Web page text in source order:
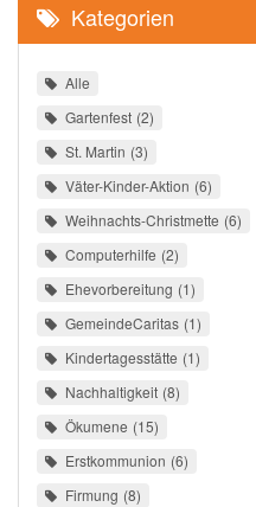
Kategorien
Alle
Gartenfest 2
St. Martin 3
Väter-Kinder-Aktion 6
Weihnachts-Christmette 6
Computerhilfe 2
Ehevorbereitung 1
GemeindeCaritas 1
Kindertagesstätte 1
Nachhaltigkeit 8
Ökumene 15
Erstkommunion 6
Firmung 8